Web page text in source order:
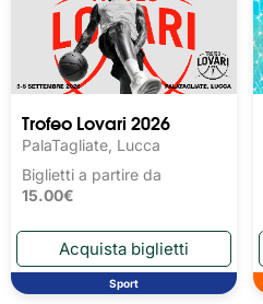
Trofeo Lovari 2026
PalaTagliate, Lucca
Biglietti a partire da
15.00€
Sport